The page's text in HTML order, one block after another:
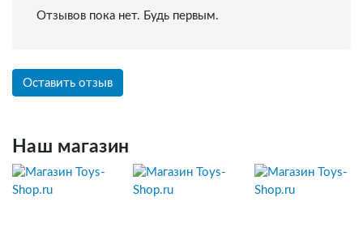
Отзывов пока нет. Будь первым.
Оставить отзыв
Наш магазин